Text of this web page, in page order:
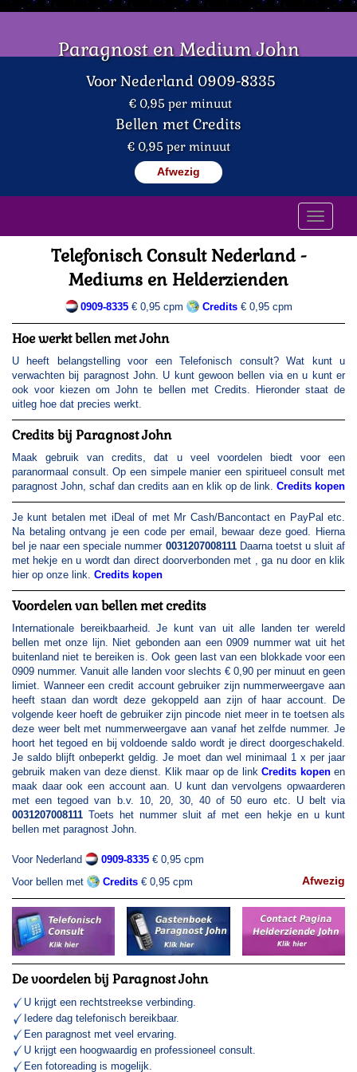
Paragnost en Medium John
Voor Nederland 0909-8335
€ 0,95 per minuut
Bellen met Credits
€ 0,95 per minuut
Afwezig
Telefonisch Consult Nederland -
Mediums en Helderzienden
0909-8335€ 0,95 cpm Credits€ 0,95 cpm
Hoe werkt bellen met John
U heeft belangstelling voor een Telefonisch consult? Wat kunt u
verwachten bij paragnost John. U kunt gewoon bellen via en u kunt er
ook voor kiezen om John te bellen met Credits. Hieronder staat de
uitleg hoe dat precies werkt.
Credits bij Paragnost John
Maak gebruik van credits, dat u veel voordelen biedt voor een
paranormaal consult. Op een simpele manier een spiritueel consult met
paragnost John, schaf dan credits aan en klik op de link. Credits kopen
Je kunt betalen met iDeal of met Mr Cash/Bancontact en PayPal etc.
Na betaling ontvang je een code per email, bewaar deze goed. Hierna
bel je naar een speciale nummer 0031207008111Daarna toetst u sluit af
met hekje en u wordt dan direct doorverbonden met , ga nu door en klik
hier op onze link. Credits kopen
Voordelen van bellen met credits
Internationale bereikbaarheid. Je kunt van uit alle landen ter wereld
bellen met onze lijn. Niet gebonden aan een 0909 nummer wat uit het
buitenland niet te bereiken is. Ook geen last van een blokkade voor een
0909 nummer. Vanuit alle landen voor slechts € 0,90 per minuut en geen
limiet. Wanneer een credit account gebruiker zijn nummerweergave aan
heeft staan dan wordt deze gekoppeld aan zijn of haar account. De
volgende keer hoeft de gebruiker zijn pincode niet meer in te toetsen als
deze weer belt met nummerweergave aan vanaf het zelfde nummer. Je
hoort het tegoed en bij voldoende saldo wordt je direct doorgeschakeld.
Je saldo blijft onbeperkt geldig. Je moet dan wel minimaal 1 x per jaar
gebruik maken van deze dienst. Klik maar op de link Credits kopenen
maak daar ook een account aan. U kunt dan vervolgens opwaarderen
met een tegoed van b.v. 10, 20, 30, 40 of 50 euro etc. U belt via
0031207008111 Toets het nummer sluit af met een hekje en u kunt
bellen met paragnost John.
Voor Nederland 0909-8335 € 0,95 cpm
Voor bellen met
Credits € 0,95 cpm Afwezig
De voordelen bij Paragnost John
U krijgt een rechtstreekse verbinding.
Iedere dag telefonisch bereikbaar.
Een paragnost met veel ervaring.
U krijgt een hoogwaardig en professioneel consult.
Een fotoreading is mogelijk.